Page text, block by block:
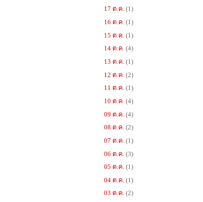
17 ต.ค. (1)
16 ต.ค. (1)
15 ต.ค. (1)
14 ต.ค. (4)
13 ต.ค. (1)
12 ต.ค. (2)
11 ต.ค. (1)
10 ต.ค. (4)
09 ต.ค. (4)
08 ต.ค. (2)
07 ต.ค. (1)
06 ต.ค. (3)
05 ต.ค. (1)
04 ต.ค. (1)
03 ต.ค. (2)